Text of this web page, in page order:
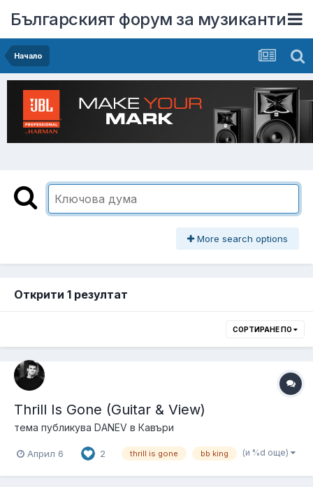
Българският форум за музиканти
Начало
More search options
Открити 1 резултат
СОРТИРАНЕ ПО
Thrill Is Gone (Guitar & View)
тема публикува DANEV в Кавъри
Април 6 2 thrill is gone bb king (и %d още)